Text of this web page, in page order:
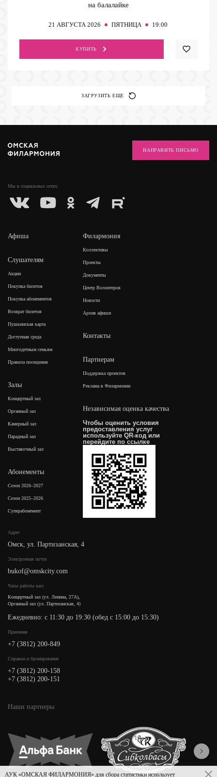
на балалайке
21 АВГУСТА 2026 ПЯТНИЦА 19:00
КУПИТЬ
ЗАГРУЗИТЬ ЕЩЕ
Мы в социальных сетях:
НАПРАВИТЬ ПИСЬМО
Адрес
Омск, ул. Партизанская, 4
Электронная почта
bukof@omskcity.com
Часы работы касс
Концертный зал (ул. Ленина, 27А),
Органный зал (ул. Партизанская, 4)
Ежедневно: с 11:30 до 19:30 (обед с 15:00 до 15:30)
Приемная
+7 (3812) 200-849
Cправки и бронирование
+7 (3812) 200-158
+7 (3812) 200-151
Афиша
Слушателям
Акции
Покупка билетов
Покупка абонементов
Возврат билетов
Пушкинская карта
Доступная среда
Многодетным семьям
Правила посещения
Залы
Концертный зал
Органный зал
Камерный зал
Парадный зал
Выставочный зал
Абонементы
Сезон 2026–2027
Сезон 2025–2026
Суперабонемент
Филармония
Коллективы
Проекты
Документы
Центр Волонтеров
Новости
Архив афиши
Контакты
Партнерам
Поддержка проектов
Реклама в Филармонии
Независимая оценка качества
Чтобы оценить условия
предоставления услуг
используйте QR-код или
перейдите по ссылке
Наши партнеры
АУК «ОМСКАЯ ФИЛАРМОНИЯ» для сбора статистики использует